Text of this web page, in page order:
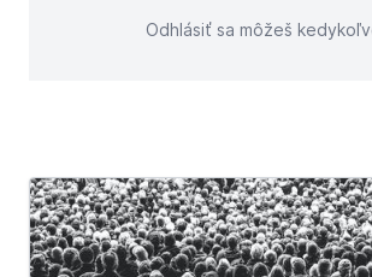
Odhlásiť sa môžeš